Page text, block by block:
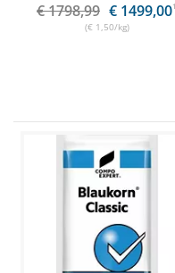
€ 1798,99 € 1499,001
(€ 1,50/kg)